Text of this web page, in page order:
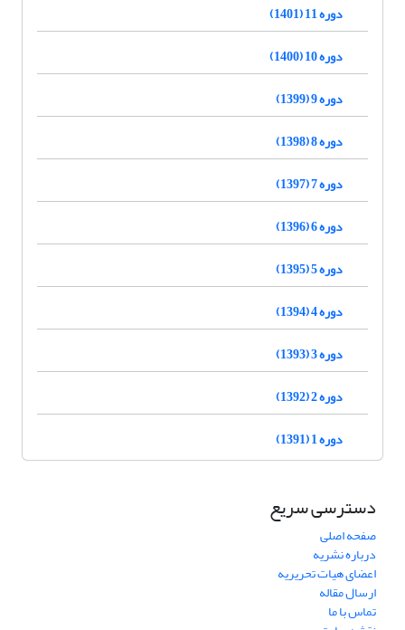
دوره 11 (1401)
دوره 10 (1400)
دوره 9 (1399)
دوره 8 (1398)
دوره 7 (1397)
دوره 6 (1396)
دوره 5 (1395)
دوره 4 (1394)
دوره 3 (1393)
دوره 2 (1392)
دوره 1 (1391)
دسترسی سریع
صفحه اصلی
درباره نشریه
اعضای هیات تحریریه
ارسال مقاله
تماس با ما